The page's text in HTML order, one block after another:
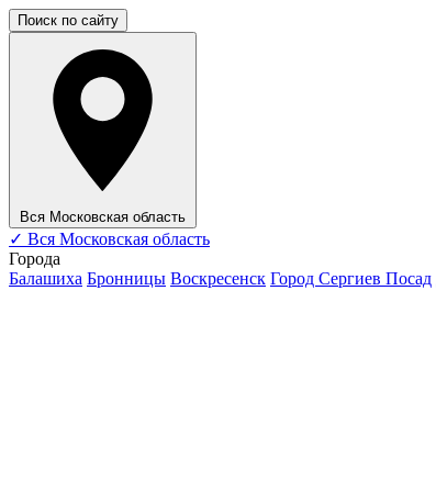
Поиск по сайту
Вся Московская область
✓ Вся Московская область
Города
Балашиха Бронницы Воскресенск Город Сергиев Посад